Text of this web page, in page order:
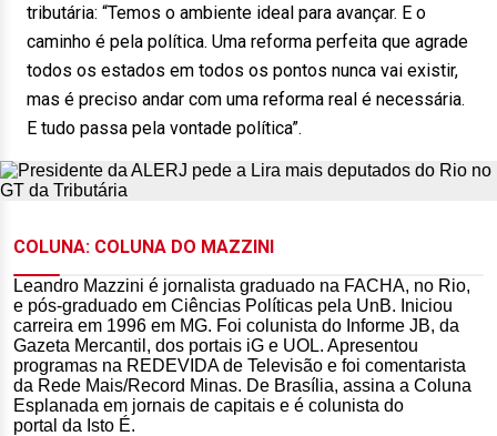
COLUNA: COLUNA DO MAZZINI
Leandro Mazzini é jornalista graduado na FACHA, no Rio,
e pós-graduado em Ciências Políticas pela UnB. Iniciou
carreira em 1996 em MG. Foi colunista do Informe JB, da
Gazeta Mercantil, dos portais iG e UOL. Apresentou
programas na REDEVIDA de Televisão e foi comentarista
da Rede Mais/Record Minas. De Brasília, assina a Coluna
Esplanada em jornais de capitais e é colunista do
portal da Isto É.
tributária: “Temos o ambiente ideal para avançar. E o
caminho é pela política. Uma reforma perfeita que agrade
todos os estados em todos os pontos nunca vai existir,
mas é preciso andar com uma reforma real é necessária.
E tudo passa pela vontade política”.